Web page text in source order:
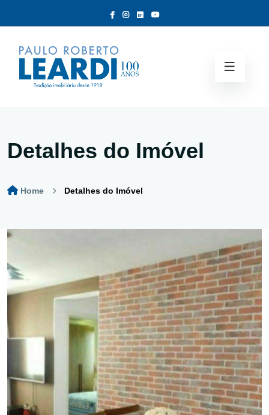
Detalhes do Imóvel
Home Detalhes do Imóvel